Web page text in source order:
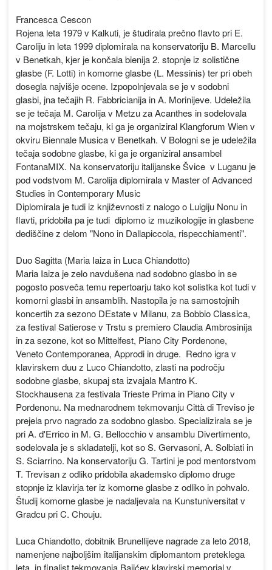
Francesca Cescon
Rojena leta 1979 v Kalkuti, je študirala prečno flavto pri E.
Caroliju in leta 1999 diplomirala na konservatoriju B. Marcellu
v Benetkah, kjer je končala bienija 2. stopnje iz solistične
glasbe (F. Lotti) in komorne glasbe (L. Messinis) ter pri obeh
dosegla najvišje ocene. Izpopolnjevala se je v sodobni
glasbi, jna tečajih R. Fabbricianija in A. Morinijeve. Udeležila
se je tečaja M. Carolija v Metzu za Acanthes in sodelovala
na mojstrskem tečaju, ki ga je organiziral Klangforum Wien v
okviru Biennale Musica v Benetkah. V Bologni se je udeležila
tečaja sodobne glasbe, ki ga je organiziral ansambel
FontanaMIX. Na konservatoriju italijanske Švice v Luganu je
pod vodstvom M. Carolija diplomirala v Master of Advanced
Studies in Contemporary Music
Diplomirala je tudi iz književnosti z nalogo o Luigiju Nonu in
flavti, pridobila pa je tudi diplomo iz muzikologije in glasbene
dediščine z delom "Nono in Dallapiccola, rispecchiamenti".
Duo Sagitta (Maria Iaiza in Luca Chiandotto)
Maria Iaiza je zelo navdušena nad sodobno glasbo in se
pogosto posveča temu repertoarju tako kot solistka kot tudi v
komorni glasbi in ansamblih. Nastopila je na samostojnih
koncertih za sezono DEstate v Milanu, za Bobbio Classica,
za festival Satierose v Trstu s premiero Claudia Ambrosinija
in za sezone, kot so Mittelfest, Piano City Pordenone,
Veneto Contemporanea, Approdi in druge. Redno igra v
klavirskem duu z Luco Chiandotto, zlasti na področju
sodobne glasbe, skupaj sta izvajala Mantro K.
Stockhausena za festivala Trieste Prima in Piano City v
Pordenonu. Na mednarodnem tekmovanju Città di Treviso je
prejela prvo nagrado za sodobno glasbo. Specializirala se je
pri A. d'Errico in M. G. Bellocchio v ansamblu Divertimento,
sodelovala je s skladatelji, kot so S. Gervasoni, A. Solbiati in
S. Sciarrino. Na konservatoriju G. Tartini je pod mentorstvom
T. Trevisan z odliko pridobila akademsko diplomo druge
stopnje iz klavirja ter iz komorne glasbe z odliko in pohvalo.
Študij komorne glasbe je nadaljevala na Kunstuniversitat v
Gradcu pri C. Chouju.
Luca Chiandotto, dobitnik Brunellijeve nagrade za leto 2018,
namenjene najboljšim italijanskim diplomantom preteklega
leta, in finalist tekmovanja Bajićev klavirski memorial v